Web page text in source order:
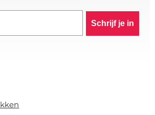
Schrijf je in